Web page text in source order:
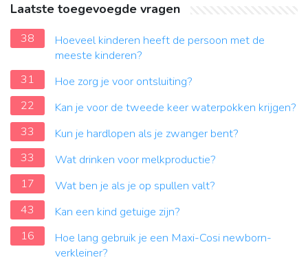
Laatste toegevoegde vragen
38
Hoeveel kinderen heeft de persoon met de
meeste kinderen?
31
Hoe zorg je voor ontsluiting?
22
Kan je voor de tweede keer waterpokken krijgen?
33
Kun je hardlopen als je zwanger bent?
33
Wat drinken voor melkproductie?
17
Wat ben je als je op spullen valt?
43
Kan een kind getuige zijn?
16
Hoe lang gebruik je een Maxi-Cosi newborn-
verkleiner?